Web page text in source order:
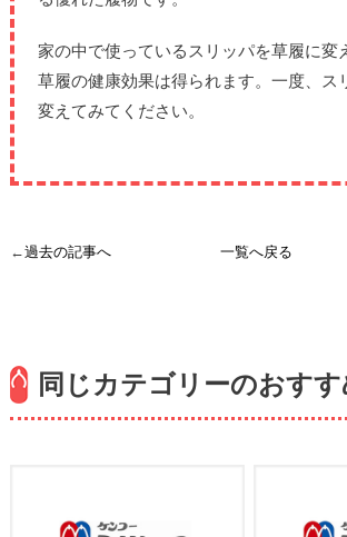
家の中で使っているスリッパを草履に変
草履の健康効果は得られます。一度、ス
変えてみてください。
←過去の記事へ 一覧へ戻る
同じカテゴリーのおす